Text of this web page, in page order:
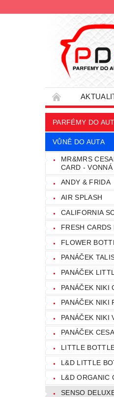
HODNOCENÍ
INFORMACE -
PARFÉMY DO
VŮNĚ DO AUTA
MR&MRS
CARD - VONNÁ
ANDY & FRIDA
AIR SPLASH
CALIFORNIA
FRESH CARDS
FLOWER
PANÁČEK
PANÁČEK
PANÁČEK NIKI
PANÁČEK NIKI
PANÁČEK NIKI
PANÁČEK
LITTLE
L&D LITTLE
L&D ORGANIC
SENSO